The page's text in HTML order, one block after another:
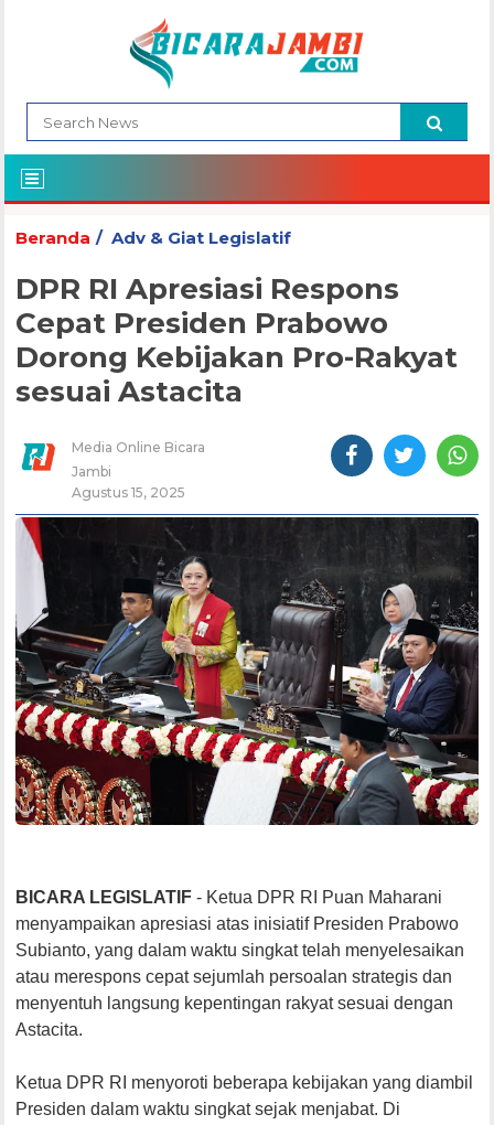
Beranda Adv & Giat Legislatif
DPR RI Apresiasi Respons
Cepat Presiden Prabowo
Dorong Kebijakan Pro-Rakyat
sesuai Astacita
Media Online Bicara
Jambi
Agustus 15, 2025
BICARA LEGISLATIF - Ketua DPR RI Puan Maharani
menyampaikan apresiasi atas inisiatif Presiden Prabowo
Subianto, yang dalam waktu singkat telah menyelesaikan
atau merespons cepat sejumlah persoalan strategis dan
menyentuh langsung kepentingan rakyat sesuai dengan
Astacita.
Ketua DPR RI menyoroti beberapa kebijakan yang diambil
Presiden dalam waktu singkat sejak menjabat. Di